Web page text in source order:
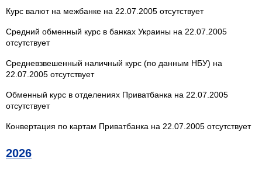
Курс валют на межбанке на 22.07.2005 отсутствует
Средний обменный курс в банках Украины на 22.07.2005
отсутствует
Средневзвешенный наличный курс (по данным НБУ) на
22.07.2005 отсутствует
Обменный курс в отделениях Приватбанка на 22.07.2005
отсутствует
Конвертация по картам Приватбанка на 22.07.2005 отсутствует
2026